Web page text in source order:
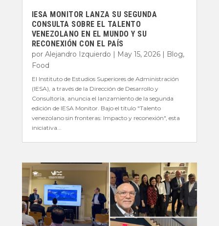
IESA MONITOR LANZA SU SEGUNDA
CONSULTA SOBRE EL TALENTO
VENEZOLANO EN EL MUNDO Y SU
RECONEXIÓN CON EL PAÍS
por Alejandro Izquierdo | May 15, 2026| Blog,
Food
El Instituto de Estudios Superiores de Administración
(IESA), a través de la Dirección de Desarrollo y
Consultoría, anuncia el lanzamiento de la segunda
edición de IESA Monitor. Bajo el título "Talento
venezolano sin fronteras: Impacto y reconexión", esta
iniciativa...